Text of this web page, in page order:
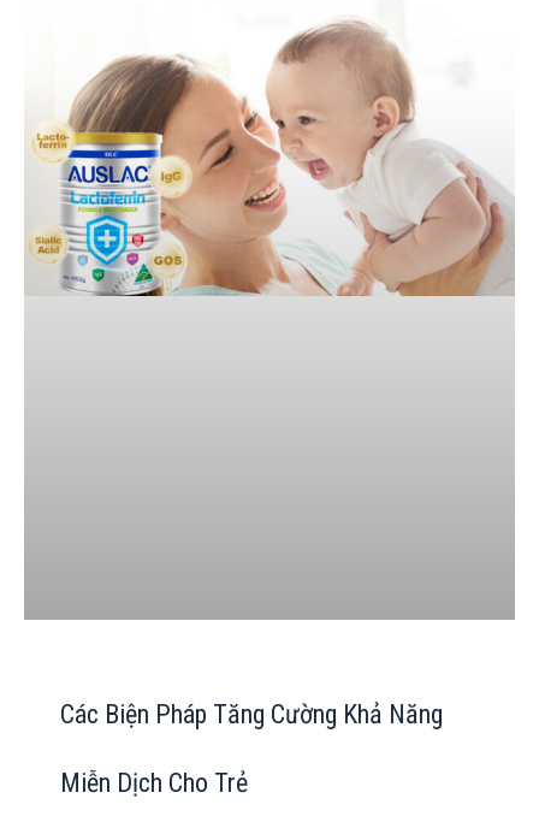
Các Biện Pháp Tăng Cường Khả Năng
Miễn Dịch Cho Trẻ